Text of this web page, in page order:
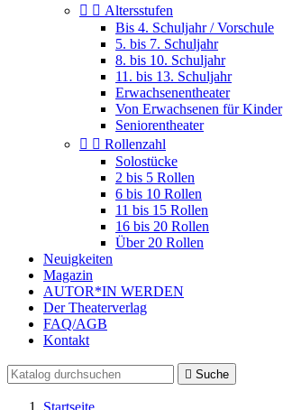
  Altersstufen
Bis 4. Schuljahr / Vorschule
5. bis 7. Schuljahr
8. bis 10. Schuljahr
11. bis 13. Schuljahr
Erwachsenentheater
Von Erwachsenen für Kinder
Seniorentheater
  Rollenzahl
Solostücke
2 bis 5 Rollen
6 bis 10 Rollen
11 bis 15 Rollen
16 bis 20 Rollen
Über 20 Rollen
Neuigkeiten
Magazin
AUTOR*IN WERDEN
Der Theaterverlag
FAQ/AGB
Kontakt
 Suche
Startseite